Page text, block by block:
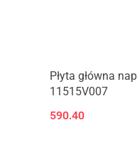
Płyta główna
11515V007
590.40